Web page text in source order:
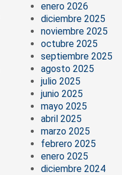
enero 2026
diciembre 2025
noviembre 2025
octubre 2025
septiembre 2025
agosto 2025
julio 2025
junio 2025
mayo 2025
abril 2025
marzo 2025
febrero 2025
enero 2025
diciembre 2024